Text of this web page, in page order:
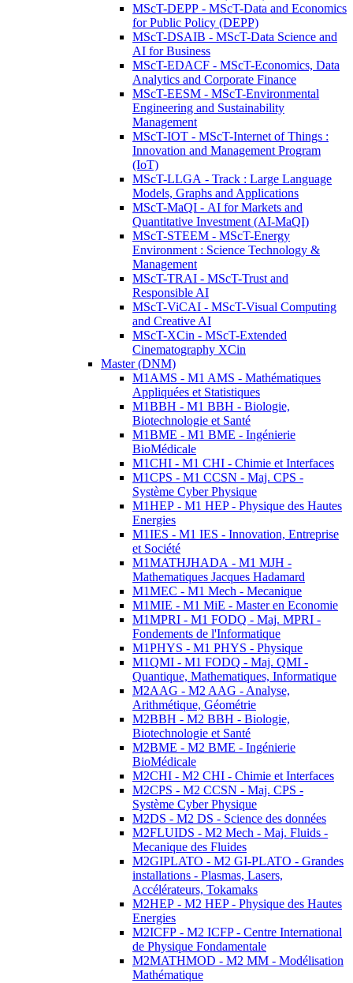
MScT-DEPP - MScT-Data and Economics
for Public Policy (DEPP)
MScT-DSAIB - MScT-Data Science and
AI for Business
MScT-EDACF - MScT-Economics, Data
Analytics and Corporate Finance
MScT-EESM - MScT-Environmental
Engineering and Sustainability
Management
MScT-IOT - MScT-Internet of Things :
Innovation and Management Program
(IoT)
MScT-LLGA - Track : Large Language
Models, Graphs and Applications
MScT-MaQI - AI for Markets and
Quantitative Investment (AI-MaQI)
MScT-STEEM - MScT-Energy
Environment : Science Technology &
Management
MScT-TRAI - MScT-Trust and
Responsible AI
MScT-ViCAI - MScT-Visual Computing
and Creative AI
MScT-XCin - MScT-Extended
Cinematography XCin
Master (DNM)
M1AMS - M1 AMS - Mathématiques
Appliquées et Statistiques
M1BBH - M1 BBH - Biologie,
Biotechnologie et Santé
M1BME - M1 BME - Ingénierie
BioMédicale
M1CHI - M1 CHI - Chimie et Interfaces
M1CPS - M1 CCSN - Maj. CPS -
Système Cyber Physique
M1HEP - M1 HEP - Physique des Hautes
Energies
M1IES - M1 IES - Innovation, Entreprise
et Société
M1MATHJHADA - M1 MJH -
Mathematiques Jacques Hadamard
M1MEC - M1 Mech - Mecanique
M1MIE - M1 MiE - Master en Economie
M1MPRI - M1 FODQ - Maj. MPRI -
Fondements de l'Informatique
M1PHYS - M1 PHYS - Physique
M1QMI - M1 FODQ - Maj. QMI -
Quantique, Mathematiques, Informatique
M2AAG - M2 AAG - Analyse,
Arithmétique, Géométrie
M2BBH - M2 BBH - Biologie,
Biotechnologie et Santé
M2BME - M2 BME - Ingénierie
BioMédicale
M2CHI - M2 CHI - Chimie et Interfaces
M2CPS - M2 CCSN - Maj. CPS -
Système Cyber Physique
M2DS - M2 DS - Science des données
M2FLUIDS - M2 Mech - Maj. Fluids -
Mecanique des Fluides
M2GIPLATO - M2 GI-PLATO - Grandes
installations - Plasmas, Lasers,
Accélérateurs, Tokamaks
M2HEP - M2 HEP - Physique des Hautes
Energies
M2ICFP - M2 ICFP - Centre International
de Physique Fondamentale
M2MATHMOD - M2 MM - Modélisation
Mathématique